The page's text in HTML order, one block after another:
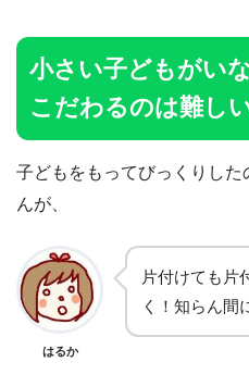
小さい子どもがい
こだわるのは難し
子どもをもってびっくりし
んが、
はるか
片付けても片
く！知らん間